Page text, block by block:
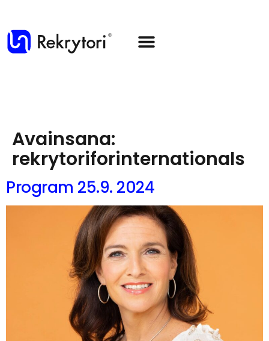
Avainsana:
rekrytoriforinternationals
Program 25.9. 2024